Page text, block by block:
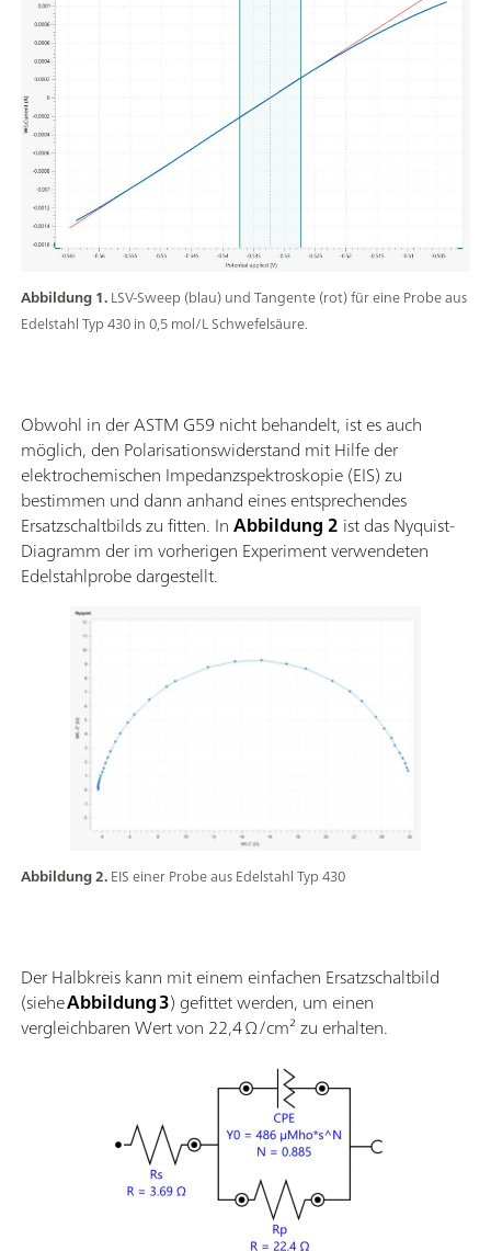
Abbildung 1.LSV-Sweep (blau) und Tangente (rot) für eine Probe aus
Edelstahl Typ 430 in 0,5 mol/L Schwefelsäure.
Abbildung 2.EIS einer Probe aus Edelstahl Typ 430
Obwohl in der ASTM G59 nicht behandelt, ist es auch
möglich, den Polarisationswiderstand mit Hilfe der
elektrochemischen Impedanzspektroskopie (EIS) zu
bestimmen und dann anhand eines entsprechendes
Ersatzschaltbilds zu fitten. InAbbildung 2 ist das Nyquist-
Diagramm der im vorherigen Experiment verwendeten
Edelstahlprobe dargestellt.
Der Halbkreis kann mit einem einfachen Ersatzschaltbild
(sieheAbbildung 3) gefittet werden, um einen
vergleichbaren Wert von 22,4 Ω/cm² zu erhalten.